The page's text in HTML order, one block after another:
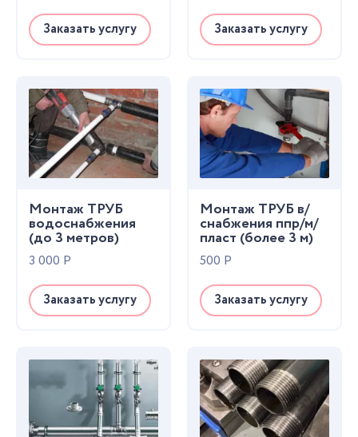
Заказать услугу Заказать услугу
Монтаж ТРУБ
водоснабжения
(до 3 метров)
3 000 Р
Заказать услугу
Монтаж ТРУБ в/
снабжения ппр/м/
пласт (более 3 м)
500 Р
Заказать услугу